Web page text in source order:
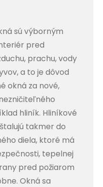
sú výborným
pred
prachu, vody
a to je dôvod
okná za nové,
hliník. Hliníkové
takmer do
diela, ktoré má
tepelnej
pred požiarom
Okná sa